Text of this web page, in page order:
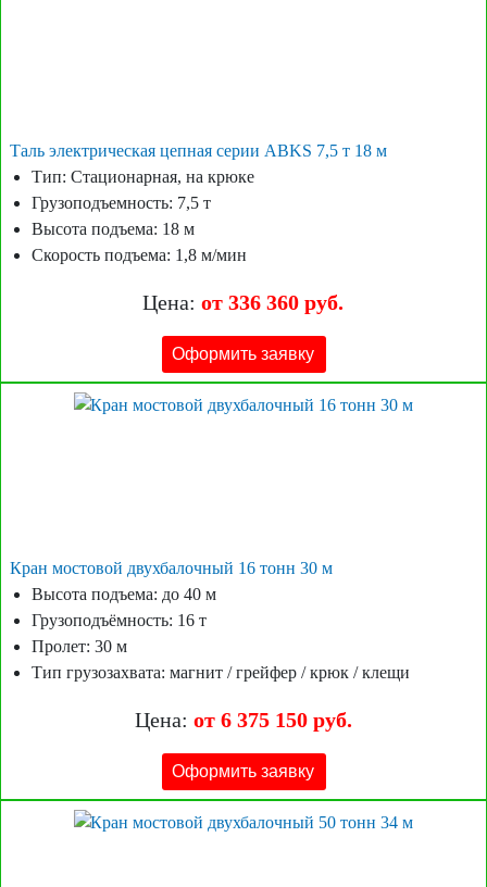
Таль электрическая цепная серии ABKS 7,5 т 18 м
Тип: Стационарная, на крюке
Грузоподъемность: 7,5 т
Высота подъема: 18 м
Скорость подъема: 1,8 м/мин
Цена:от 336 360 руб.
Оформить заявку
Кран мостовой двухбалочный 16 тонн 30 м
Высота подъема: до 40 м
Грузоподъёмность: 16 т
Пролет: 30 м
Тип грузозахвата: магнит / грейфер / крюк / клещи
Цена: от 6 375 150 руб.
Оформить заявку